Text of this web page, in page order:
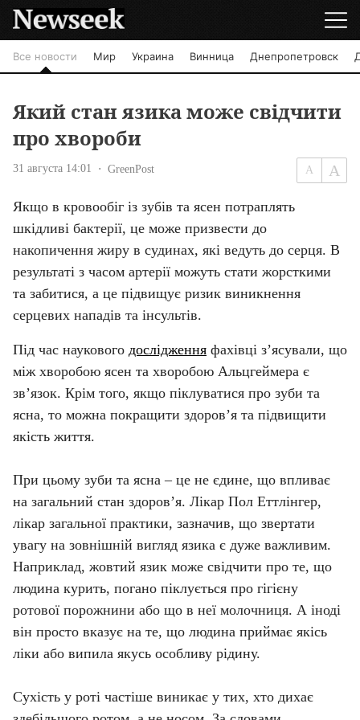
Все новости Мир Украина Винница Днепропетровск
Який стан язика може свідчити
про хвороби
31 августа 14:01 GreenPost
Якщо в кровообіг із зубів та ясен потраплять
шкідливі бактерії, це може призвести до
накопичення жиру в судинах, які ведуть до серця. В
результаті з часом артерії можуть стати жорсткими
та забитися, а це підвищує ризик виникнення
серцевих нападів та інсультів.
Під час наукового дослідження фахівці з’ясували, що
між хворобою ясен та хворобою Альцгеймера є
зв’язок. Крім того, якщо піклуватися про зуби та
ясна, то можна покращити здоров’я та підвищити
якість життя.
При цьому зуби та ясна – це не єдине, що впливає
на загальний стан здоров’я. Лікар Пол Еттлінгер,
лікар загальної практики, зазначив, що звертати
увагу на зовнішній вигляд язика є дуже важливим.
Наприклад, жовтий язик може свідчити про те, що
людина курить, погано піклується про гігієну
ротової порожнини або що в неї молочниця. А іноді
він просто вказує на те, що людина приймає якісь
ліки або випила якусь особливу рідину.
Сухість у роті частіше виникає у тих, хто дихає